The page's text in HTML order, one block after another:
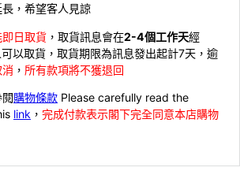
，希望客人見諒
日取貨 ，取貨訊息會在2-4個工作天經
以取貨，取貨期限為訊息發出起計7天，逾
， 所有款項將不獲退回
購物條款 Please carefully read the
link ， 完成付款表示閣下完全同意本店購物